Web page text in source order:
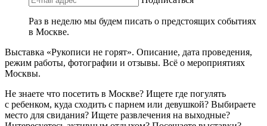
Раз в неделю мы будем писать о предстоящих событиях
в Москве.
Выставка «Рукописи не горят». Описание, дата проведения,
режим работы, фотографии и отзывы. Всё о мероприятиях
Москвы.
Не знаете что посетить в Москве? Ищете где погулять
с ребенком, куда сходить с парнем или девушкой? Выбираете
место для свидания? Ищете развлечения на выходные?